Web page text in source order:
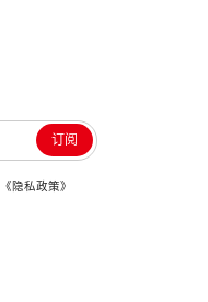
订阅
《隐私政策》